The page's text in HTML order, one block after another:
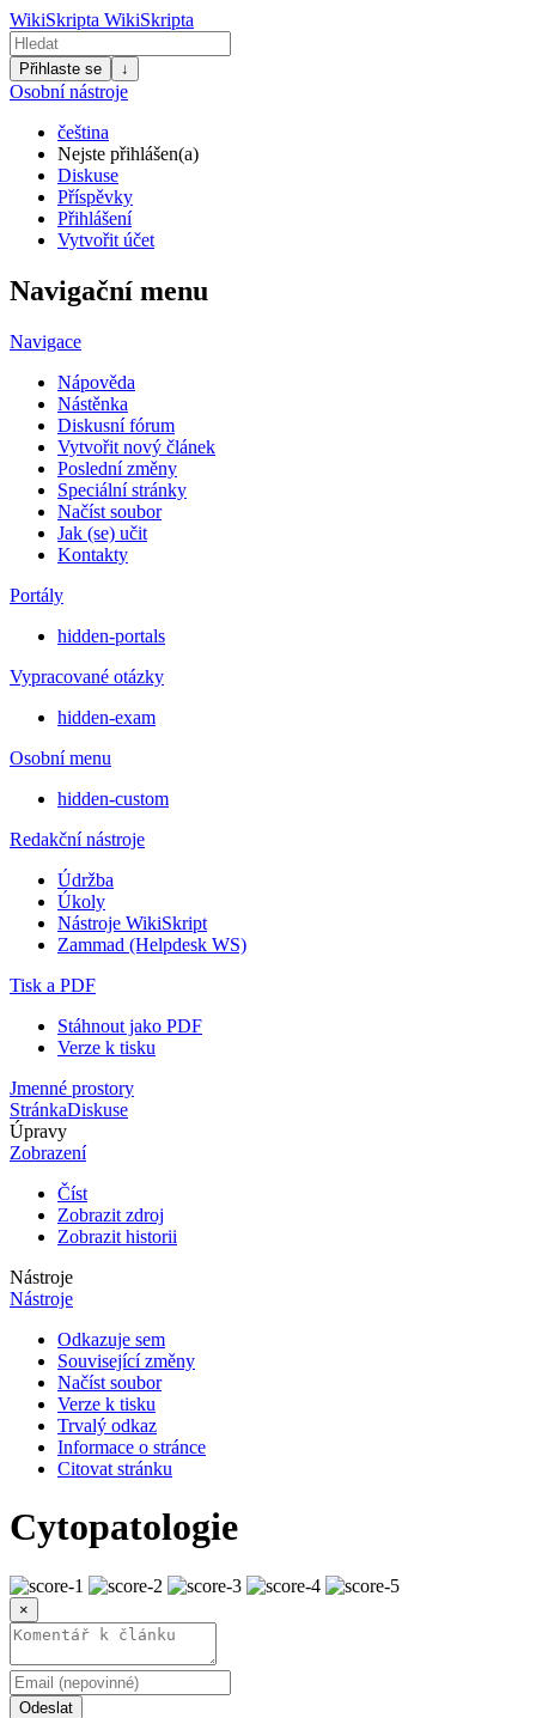
WikiSkripta WikiSkripta
Přihlaste se ↓
Osobní nástroje
čeština
Nejste přihlášen(a)
Diskuse
Příspěvky
Přihlášení
Vytvořit účet
Navigační menu
Navigace
Nápověda
Nástěnka
Diskusní fórum
Vytvořit nový článek
Poslední změny
Speciální stránky
Načíst soubor
Jak (se) učit
Kontakty
Portály
hidden-portals
Vypracované otázky
hidden-exam
Osobní menu
hidden-custom
Redakční nástroje
Údržba
Úkoly
Nástroje WikiSkript
Zammad (Helpdesk WS)
Tisk a PDF
Stáhnout jako PDF
Verze k tisku
Jmenné prostory
StránkaDiskuse
Úpravy
Zobrazení
Číst
Zobrazit zdroj
Zobrazit historii
Nástroje
Nástroje
Odkazuje sem
Související změny
Načíst soubor
Verze k tisku
Trvalý odkaz
Informace o stránce
Citovat stránku
Cytopatologie
×
Odeslat